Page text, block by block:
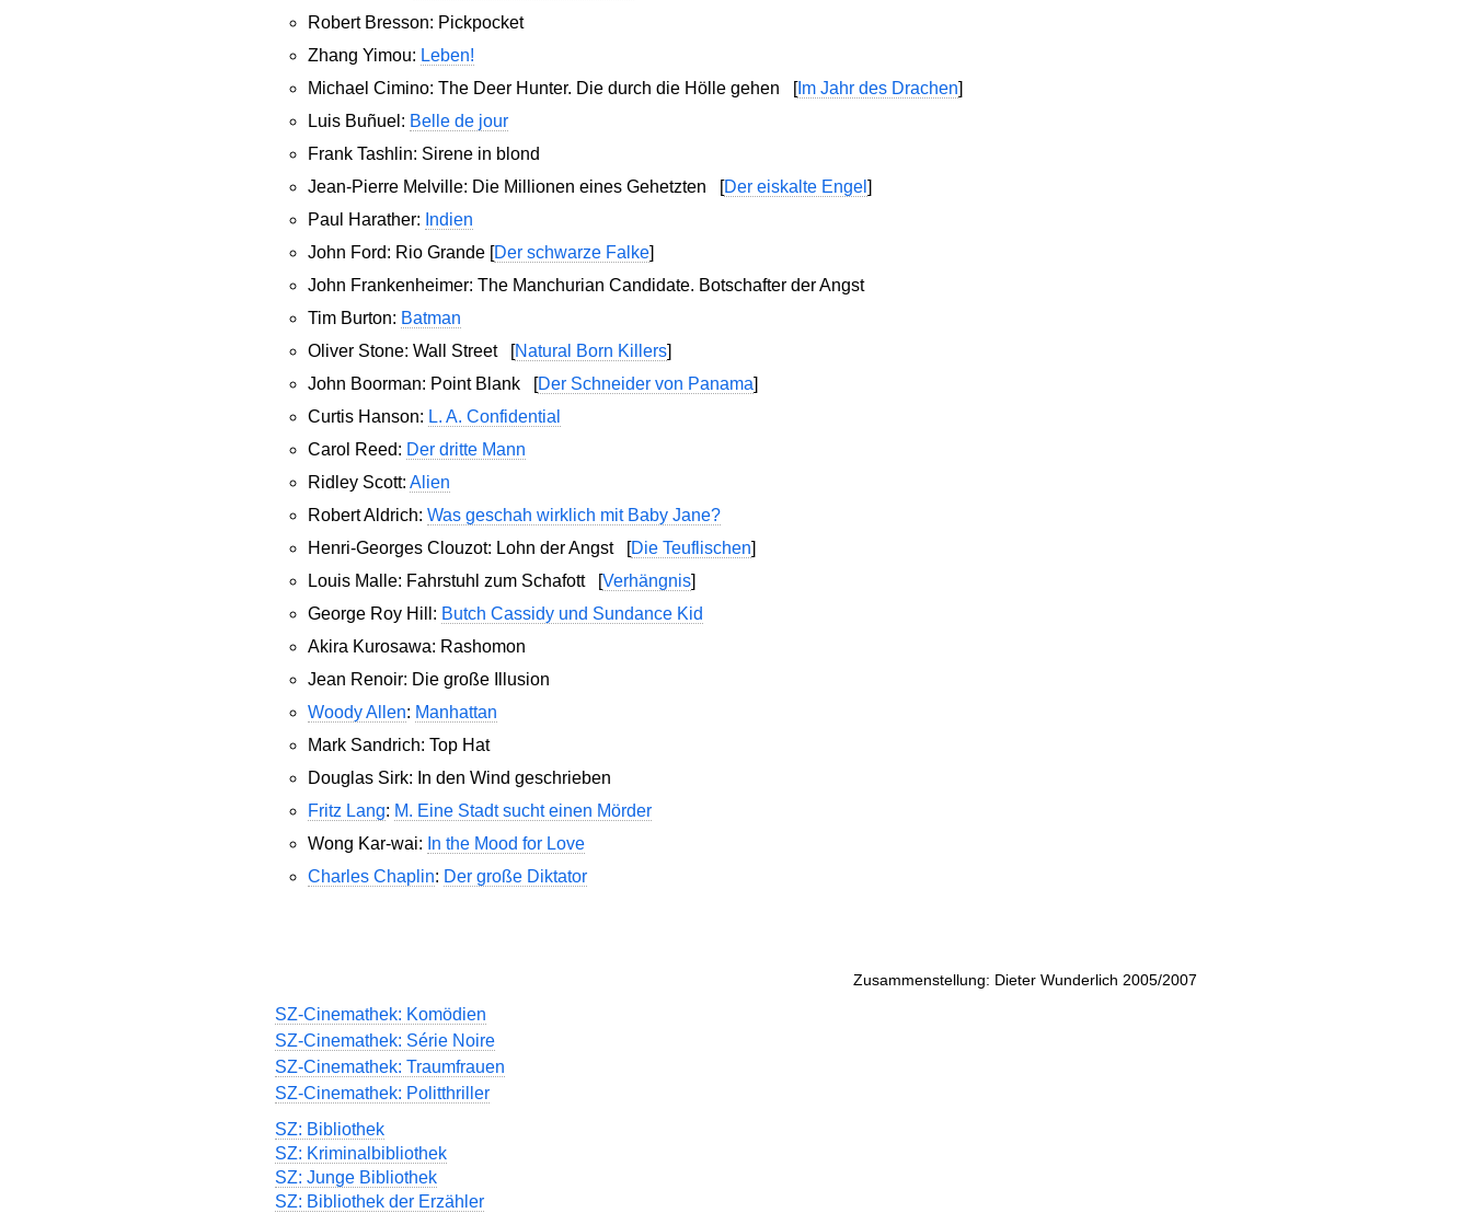
Robert Bresson: Pickpocket
Zhang Yimou: Leben!
Michael Cimino: The Deer Hunter. Die durch die Hölle gehen
[Im Jahr des Drachen]
Luis Buñuel: Belle de jour
Frank Tashlin: Sirene in blond
Jean-Pierre Melville: Die Millionen eines Gehetzten
[Der eiskalte Engel ]
Paul Harather: Indien
John Ford: Rio Grande [Der schwarze Falke]
John Frankenheimer: The Manchurian Candidate. Botschafter der Angst
Tim Burton: Batman
Oliver Stone: Wall Street
[Natural Born Killers]
John Boorman: Point Blank
[Der Schneider von Panama]
Curtis Hanson: L. A. Confidential
Carol Reed: Der dritte Mann
Ridley Scott: Alien
Robert Aldrich: Was geschah wirklich mit Baby Jane?
Henri-Georges Clouzot: Lohn der Angst
[Die Teuflischen]
Louis Malle: Fahrstuhl zum Schafott
[Verhängnis]
George Roy Hill: Butch Cassidy und Sundance Kid
Akira Kurosawa: Rashomon
Jean Renoir: Die große Illusion
Woody Allen: Manhattan
Mark Sandrich: Top Hat
Douglas Sirk: In den Wind geschrieben
Fritz Lang: M. Eine Stadt sucht einen Mörder
Wong Kar-wai: In the Mood for Love
Charles Chaplin: Der große Diktator
Zusammenstellung: Dieter Wunderlich 2005/2007
SZ-Cinemathek: Komödien
SZ-Cinemathek: Série Noire
SZ-Cinemathek: Traumfrauen
SZ-Cinemathek: Politthriller
SZ: Bibliothek
SZ: Kriminalbibliothek
SZ: Junge Bibliothek
SZ: Bibliothek der Erzähler